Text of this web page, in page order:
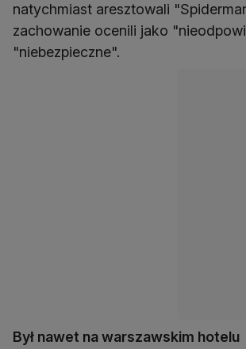
natychmiast aresztowali
zachowanie ocenili jako
"niebezpieczne".
Był nawet na warszawskim hotelu